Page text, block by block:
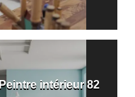
Peintre intérieur 82